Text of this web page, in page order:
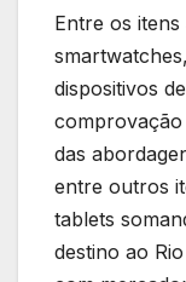
Entre os
dispositivos
das
entre outros
tablets
destino ao